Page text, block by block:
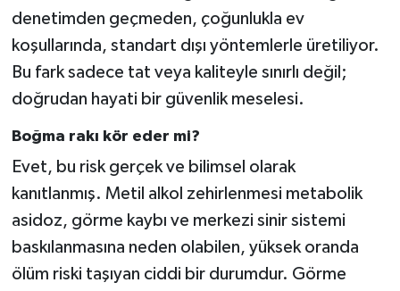
denetimden geçmeden, çoğunlukla ev
koşullarında, standart dışı yöntemlerle üretiliyor.
Bu fark sadece tat veya kaliteyle sınırlı değil;
doğrudan hayati bir güvenlik meselesi.
Boğma rakı kör eder mi?
Evet, bu risk gerçek ve bilimsel olarak
kanıtlanmış. Metil alkol zehirlenmesi metabolik
asidoz, görme kaybı ve merkezi sinir sistemi
baskılanmasına neden olabilen, yüksek oranda
ölüm riski taşıyan ciddi bir durumdur. Görme